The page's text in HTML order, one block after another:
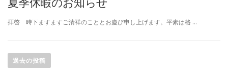
拝啓 時下ますますご清祥のこととお慶び申し上げます。平素は格 …
稿
過去の投稿